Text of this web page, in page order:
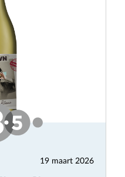
19 maart 2026